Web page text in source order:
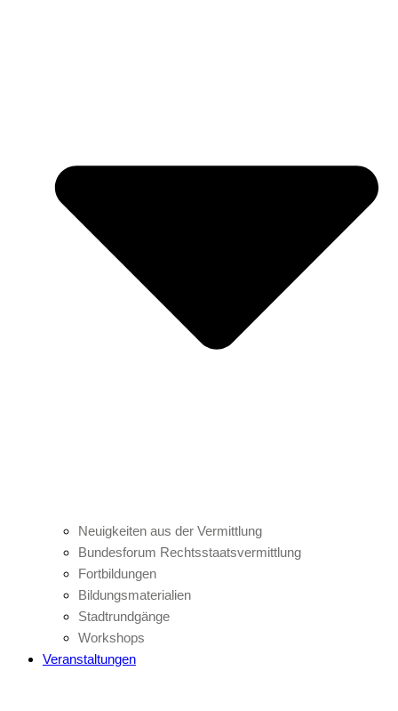
Neuigkeiten aus der Vermittlung
Bundesforum Rechtsstaatsvermittlung
Fortbildungen
Bildungsmaterialien
Stadtrundgänge
Workshops
Veranstaltungen